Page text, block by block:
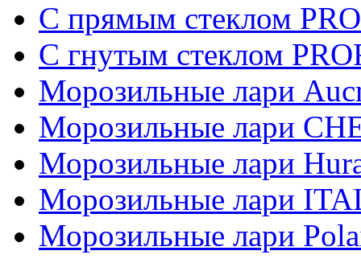
C прямым стеклом
C гнутым стеклом
Морозильные лари
Морозильные лари
Морозильные лари
Морозильные лари
Морозильные лари